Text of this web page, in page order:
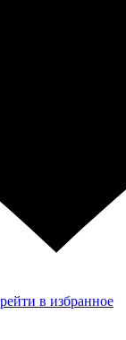
в избранное